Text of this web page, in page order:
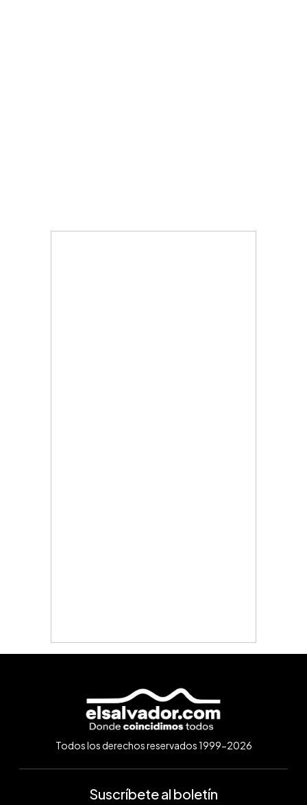
Todos los derechos reservados 1999-2026
Suscríbete al boletín